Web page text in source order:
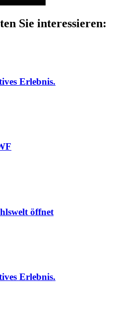
Sie interessieren:
Erlebnis.
öffnet
Erlebnis.